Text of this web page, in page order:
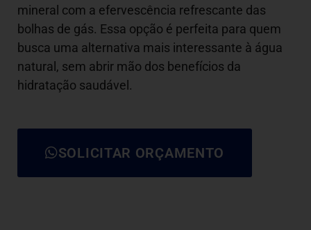
mineral com a efervescência refrescante das
bolhas de gás. Essa opção é perfeita para quem
busca uma alternativa mais interessante à água
natural, sem abrir mão dos benefícios da
hidratação saudável.
SOLICITAR ORÇAMENTO